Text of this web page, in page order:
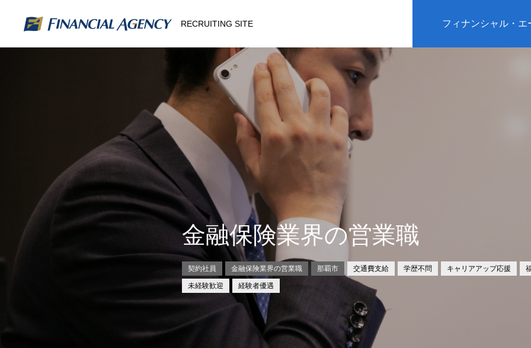
RECRUITING SITE フィナンシャル・エ
金融保険業界の営業職
契約社員 金融保険業界の営業職 那覇市 交通費支給 学歴不問 キャリアアップ応援
未経験歓迎 経験者優遇